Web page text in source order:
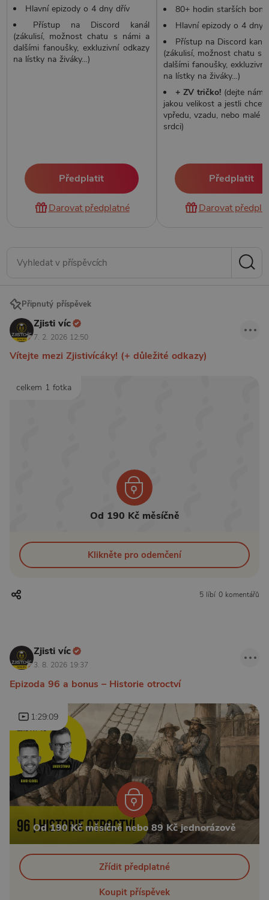
Hlavní epizody o 4 dny dřív
Přístup na Discord kanál
(zákulisí, možnost chatu s námi a
dalšími fanoušky, exkluzivní odkazy
na lístky na živáky…)
Předplatit
Darovat předplatné
80+ hodin starších
Hlavní epizody o 4 dny
Přístup na Discord kanál
(zákulisí, možnost chatu s
dalšími fanoušky,
na lístky na živáky…)
+ ZV tričko! (dejte nám
jakou velikost a jestli
vpředu, vzadu, nebo malé
srdci)
Předplatit
Darovat
Připnutý příspěvek
Zjisti víc
7. 2. 2026 12:50
Vítejte mezi Zjistivícáky! (+ důležité odkazy)
celkem 1 fotka
Od 190 Kč měsíčně
Klikněte pro odemčení
5 líbí 0 komentářů
Zjisti víc
3. 8. 2026 19:37
Epizoda 96 a bonus – Historie otroctví
1:29:09
Od 190 Kč měsíčně nebo 89 Kč jednorázově
Zřídit předplatné
Koupit příspěvek